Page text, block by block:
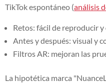
TikTok espontáneo (análisis
Retos: fácil de reproducir y
Antes y después: visual y
Filtros AR: mejoran las
La hipotética marca